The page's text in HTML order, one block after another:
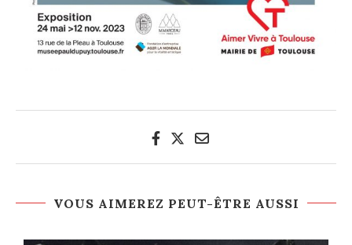
VOUS AIMEREZ PEUT-ÊTRE AUSSI